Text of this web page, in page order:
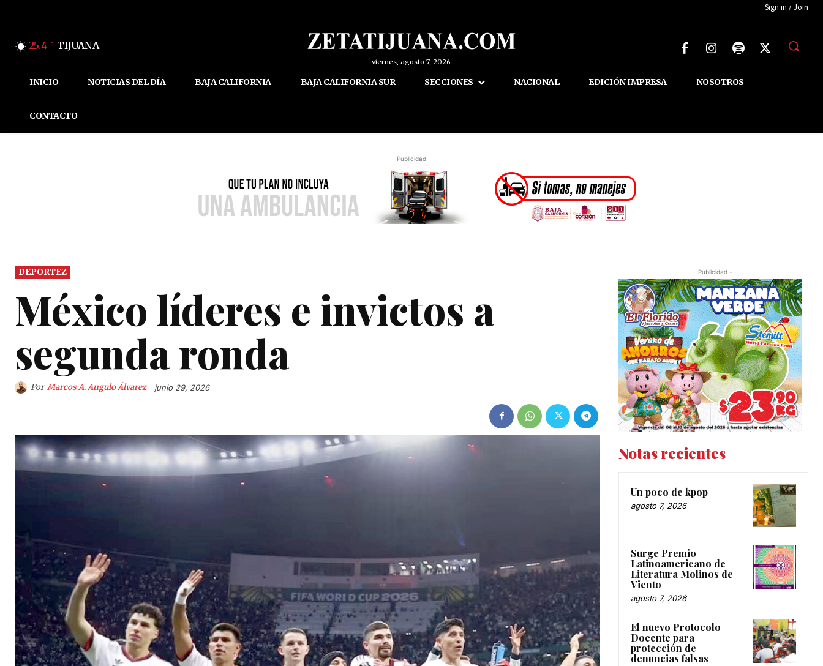
Sign in / Join
25.4 C TIJUANA
viernes, agosto 7, 2026
INICIO NOTICIAS DEL DÍA BAJA CALIFORNIA BAJA CALIFORNIA SUR SECCIONES NACIONAL EDICIÓN IMPRESA NOSOTROS
CONTACTO
Publicidad
DEPORTEZ
México líderes e invictos a
segunda ronda
Por Marcos A. Angulo Álvarez junio 29, 2026
-Publicidad -
Notas recientes
Un poco de kpop
agosto 7, 2026
Surge Premio
Latinoamericano de
Literatura Molinos de
Viento
agosto 7, 2026
El nuevo Protocolo
Docente para
protección de
denuncias falsas